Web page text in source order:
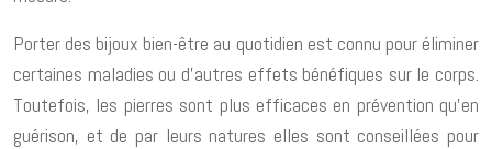
Porter des bijoux bien-être au quotidien est connu pour éliminer
certaines maladies ou d’autres effets bénéfiques sur le corps.
Toutefois, les pierres sont plus efficaces en prévention qu’en
guérison, et de par leurs natures elles sont conseillées pour